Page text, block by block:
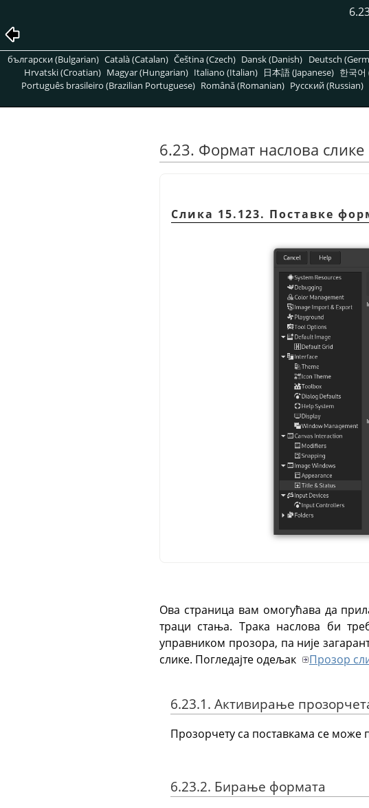
български (Bulgarian) Català (Catalan) Čeština (Czech) Dansk (Danish) Deutsch
Hrvatski (Croatian) Magyar (Hungarian) Italiano (Italian) 日本語 (Japanese) 한국
Português brasileiro (Brazilian Portuguese) Română (Romanian) Pусский (Russian)
6.23. Формат наслова слике
Слика 15.123. Поставке
Ова страница вам омогућава да
траци стања. Трака наслова би
управником прозора, па није
слике. Погледајте одељак
Прозор
6.23.1. Активирање
Прозорчету са поставкама се може
6.23.2. Бирање формата